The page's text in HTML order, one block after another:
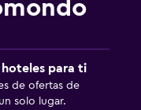
hoteles para ti
de ofertas de
solo lugar.